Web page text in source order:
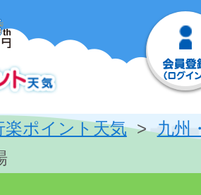
楽ポイント天気
九州